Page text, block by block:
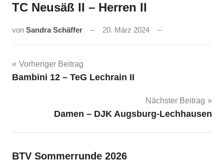
TC Neusäß II – Herren II
von Sandra Schäffer 20. März 2024
Beitragsnavigation
Vorheriger Beitrag
Bambini 12 – TeG Lechrain II
Nächster Beitrag
Damen – DJK Augsburg-Lechhausen
BTV Sommerrunde 2026